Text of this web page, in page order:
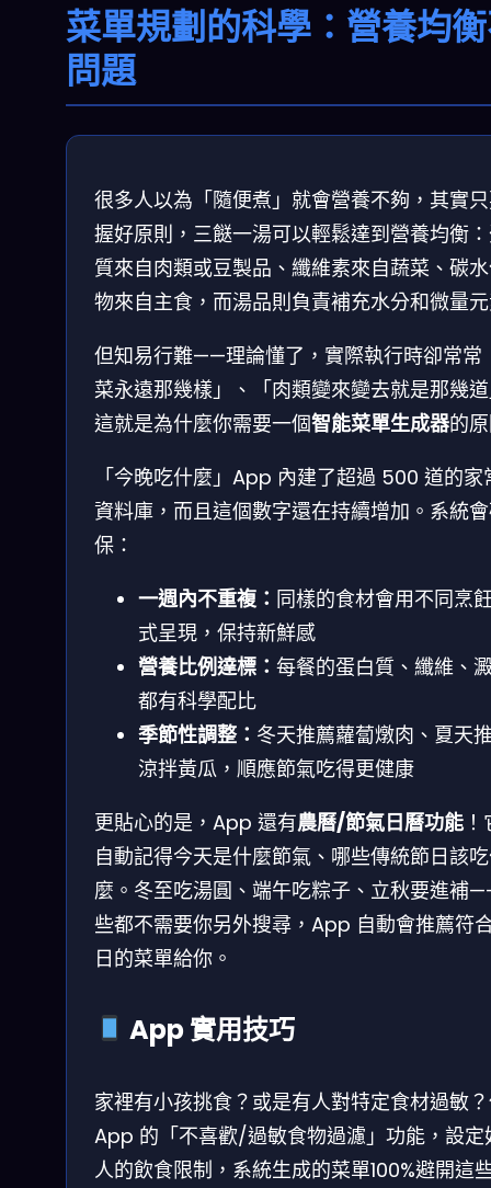
菜單規劃的科學：營養均
問題
很多人以為「隨便煮」就會營養不夠，其實
握好原則，三餸一湯可以輕鬆達到營養均衡
質來自肉類或豆製品、纖維素來自蔬菜、碳
物來自主食，而湯品則負責補充水分和微量
但知易行難——理論懂了，實際執行時卻常常
菜永遠那幾樣」、「肉類變來變去就是那幾
這就是為什麼你需要一個智能菜單生成器的
「今晚吃什麼」App 內建了超過 500 道的家
資料庫，而且這個數字還在持續增加。系統
保：
一週內不重複： 同樣的食材會用不同烹
式呈現，保持新鮮感
營養比例達標： 每餐的蛋白質、纖維、
都有科學配比
季節性調整： 冬天推薦蘿蔔燉肉、夏天
涼拌黃瓜，順應節氣吃得更健康
更貼心的是，App 還有農曆/節氣日曆功能
自動記得今天是什麼節氣、哪些傳統節日該
麼。冬至吃湯圓、端午吃粽子、立秋要進補
些都不需要你另外搜尋，App 自動會推薦符
日的菜單給你。
App 實用技巧
家裡有小孩挑食？或是有人對特定食材過敏
App 的「不喜歡/過敏食物過濾」功能，設定
人的飲食限制，系統生成的菜單100%避開這